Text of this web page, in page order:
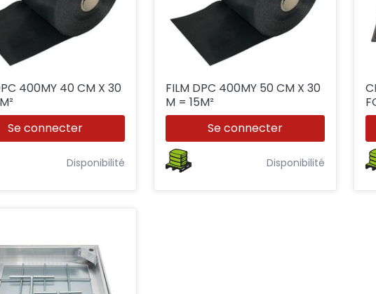
40 CM X 30
Se connecter
Disponibilité
FILM DPC 400MY 50 CM X 30
M = 15M²
Se connecter
Disponibilité